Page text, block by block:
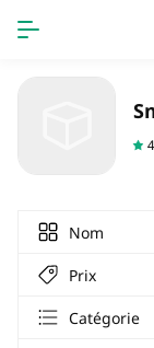
Nom
Prix
Catégorie